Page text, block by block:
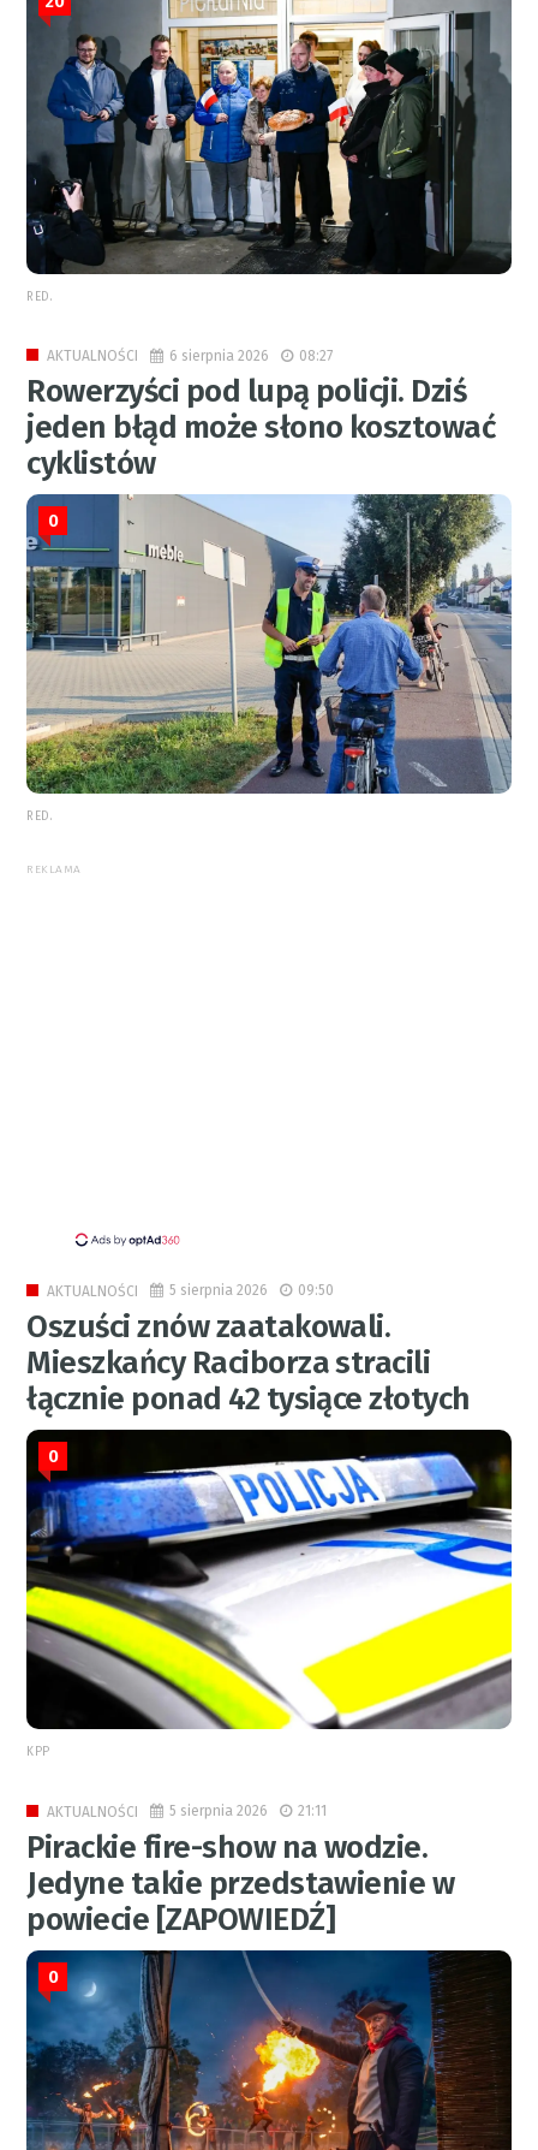
RED.
AKTUALNOŚCI 6 sierpnia 2026 08:27
Rowerzyści pod lupą policji. Dziś
jeden błąd może słono kosztować
cyklistów
0
RED.
REKLAMA
AKTUALNOŚCI 5 sierpnia 2026 09:50
Oszuści znów zaatakowali.
Mieszkańcy Raciborza stracili
łącznie ponad 42 tysiące złotych
0
KPP
AKTUALNOŚCI 5 sierpnia 2026 21:11
Pirackie fire-show na wodzie.
Jedyne takie przedstawienie w
powiecie [ZAPOWIEDŹ]
0